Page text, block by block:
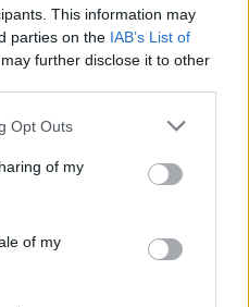
This information may
parties on the IAB’s List of
further disclose it to other
uses one or more Google
behaviour. You may click to
and its third-party tags to
purposes in below Google
Opt Outs
of my
of my
Jovanotti alla zuppa
da non perdere
sulla spiaggia libera,
Arzachena
Guccini, il maestro che